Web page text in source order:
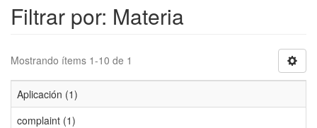
Filtrar por: Materia
Mostrando ítems 1-10 de 1
Aplicación (1)
complaint (1)